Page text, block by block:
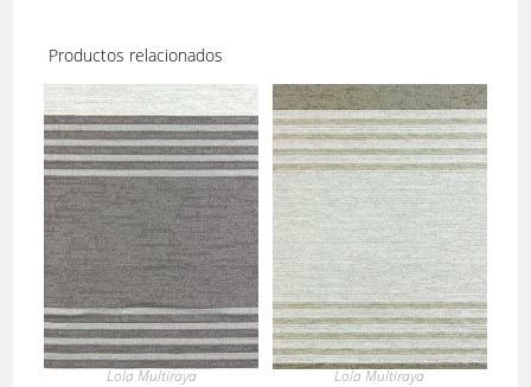
Productos relacionados
Lola Multiraya Lola Multiraya